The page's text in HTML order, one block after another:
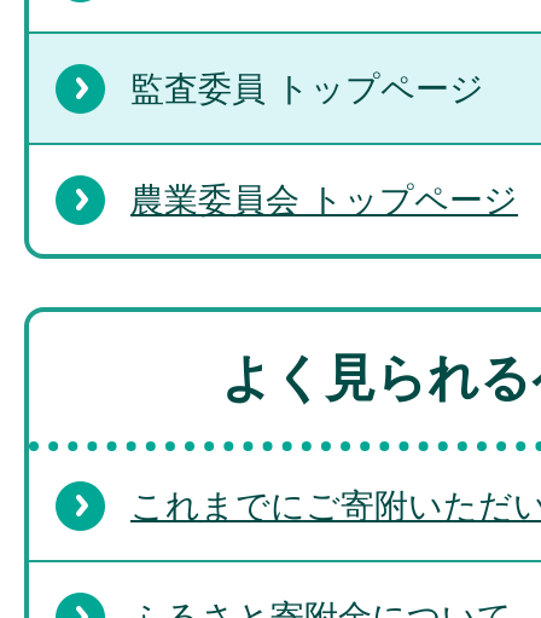
監査委員 トップページ
農業委員会 トップページ
よく見られ
これまでにご寄附いただ